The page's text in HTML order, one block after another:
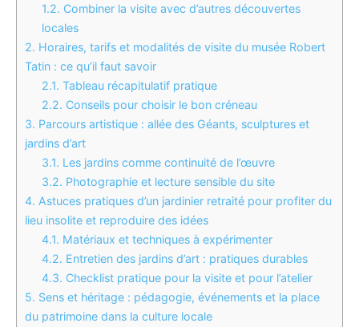
1.2. Combiner la visite avec d’autres découvertes
locales
2. Horaires, tarifs et modalités de visite du musée Robert
Tatin : ce qu’il faut savoir
2.1. Tableau récapitulatif pratique
2.2. Conseils pour choisir le bon créneau
3. Parcours artistique : allée des Géants, sculptures et
jardins d’art
3.1. Les jardins comme continuité de l’œuvre
3.2. Photographie et lecture sensible du site
4. Astuces pratiques d’un jardinier retraité pour profiter du
lieu insolite et reproduire des idées
4.1. Matériaux et techniques à expérimenter
4.2. Entretien des jardins d’art : pratiques durables
4.3. Checklist pratique pour la visite et pour l’atelier
5. Sens et héritage : pédagogie, événements et la place
du patrimoine dans la culture locale